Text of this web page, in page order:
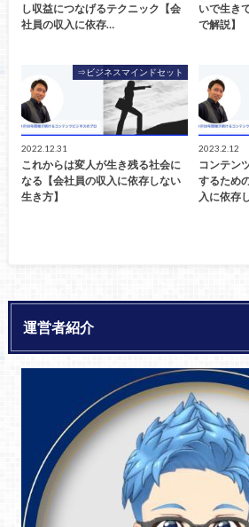
し収益につなげるテクニック【会
社員の収入に依存…
いで生き
で解説】
⇒ビジネスマインドセット
2022.12.31
これからは変人が生き残る社会に
なる【会社員の収入に依存しない
生き方】
2023.2.12
コンテン
するため
入に依存
運営者紹介